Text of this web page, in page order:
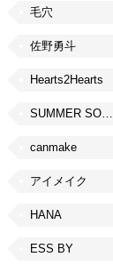
毛穴
佐野勇斗
Hearts2Hearts
SUMMER SONIC
canmake
アイメイク
HANA
ESS BY